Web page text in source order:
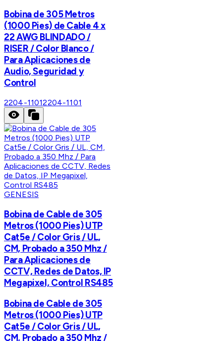
Bobina de 305 Metros
(1000 Pies) de Cable 4 x
22 AWG BLINDADO /
RISER / Color Blanco /
Para Aplicaciones de
Audio, Seguridad y
Control
2204-11012204-1101
GENESIS
Bobina de Cable de 305
Metros (1000 Pies) UTP
Cat5e / Color Gris / UL,
CM, Probado a 350 Mhz /
Para Aplicaciones de
CCTV, Redes de Datos, IP
Megapixel, Control RS485
Bobina de Cable de 305
Metros (1000 Pies) UTP
Cat5e / Color Gris / UL,
CM, Probado a 350 Mhz /